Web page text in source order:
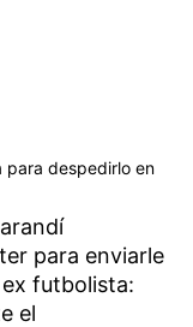
para despedirlo en
para enviarle
futbolista:
el